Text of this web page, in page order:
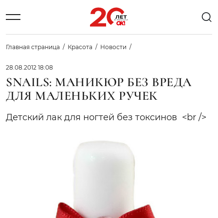
Главная страница Красота Новости
28.08.2012 18:08
SNAILS: МАНИКЮР БЕЗ ВРЕДА
ДЛЯ МАЛЕНЬКИХ РУЧЕК
Детский лак для ногтей без токсинов <br />